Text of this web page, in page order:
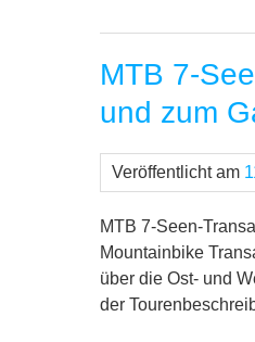
MTB 7-
und zum
Veröffentlicht am
MTB 7-Seen-
Mountainbike
über die Ost- und
der